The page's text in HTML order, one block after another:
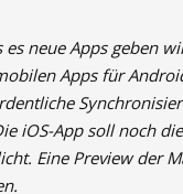
es neue Apps geben
Apps für
iOS-App soll noch
Eine Preview der